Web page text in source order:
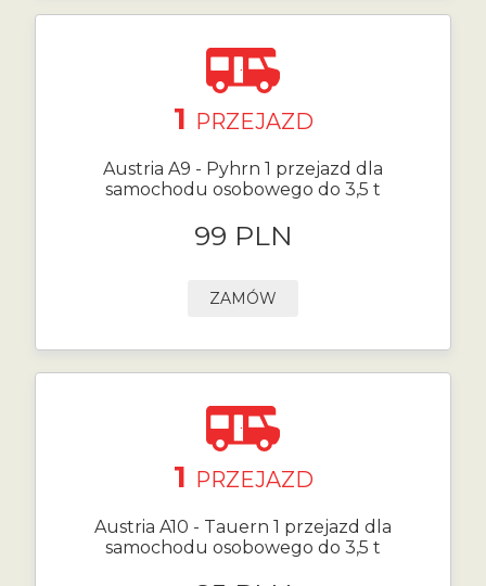
1 PRZEJAZD
Austria A9 - Pyhrn 1 przejazd dla
samochodu osobowego do 3,5 t
99 PLN
ZAMÓW
1 PRZEJAZD
Austria A10 - Tauern 1 przejazd dla
samochodu osobowego do 3,5 t